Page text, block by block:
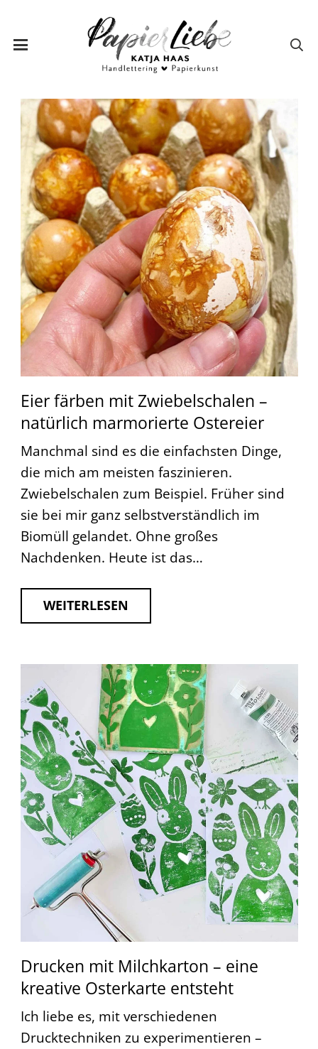
Eier färben mit Zwiebelschalen –
natürlich marmorierte Ostereier
Manchmal sind es die einfachsten Dinge,
die mich am meisten faszinieren.
Zwiebelschalen zum Beispiel. Früher sind
sie bei mir ganz selbstverständlich im
Biomüll gelandet. Ohne großes
Nachdenken. Heute ist das…
WEITERLESEN
Drucken mit Milchkarton – eine
kreative Osterkarte entsteht
Ich liebe es, mit verschiedenen
Drucktechniken zu experimentieren –